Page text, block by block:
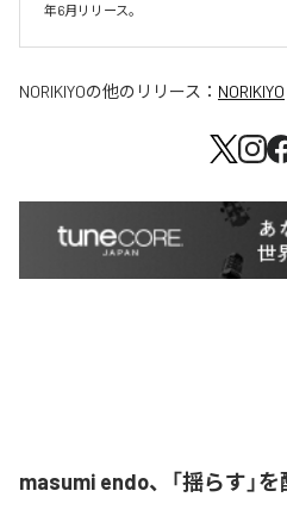
年6月リリース。
NORIKIYOの他のリリース： NORIKIYO
masumi endo、「揺らす」